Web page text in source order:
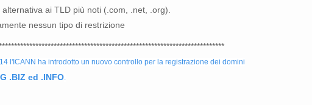
ai TLD più noti (.com, .net, .org).
nessun tipo di restrizione
l'ICANN ha introdotto un nuovo controllo per la registrazione dei domini
.BIZ ed .INFO.